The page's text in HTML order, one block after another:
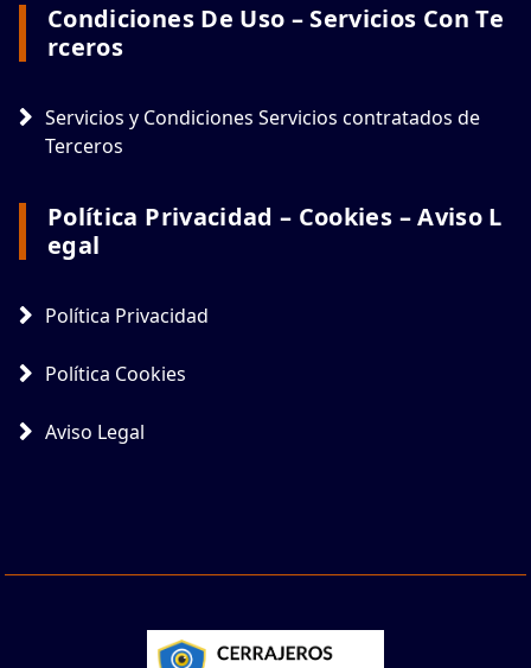
Condiciones De Uso – Servicios Con Te
Rceros
Servicios y Condiciones Servicios contratados de
Terceros
Política Privacidad – Cookies – Aviso L
Egal
Política Privacidad
Política Cookies
Aviso Legal